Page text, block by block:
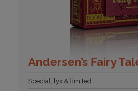
Andersen’s Fairy
Special, lyx & limited